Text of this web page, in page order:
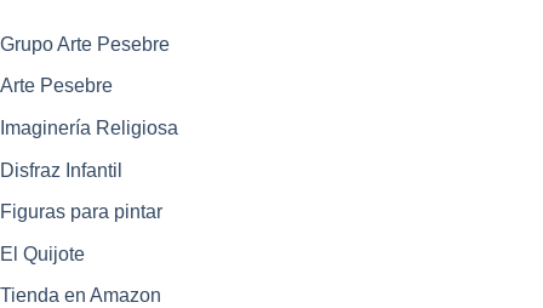
Grupo Arte Pesebre
Arte Pesebre
Imaginería Religiosa
Disfraz Infantil
Figuras para pintar
El Quijote
Tienda en Amazon